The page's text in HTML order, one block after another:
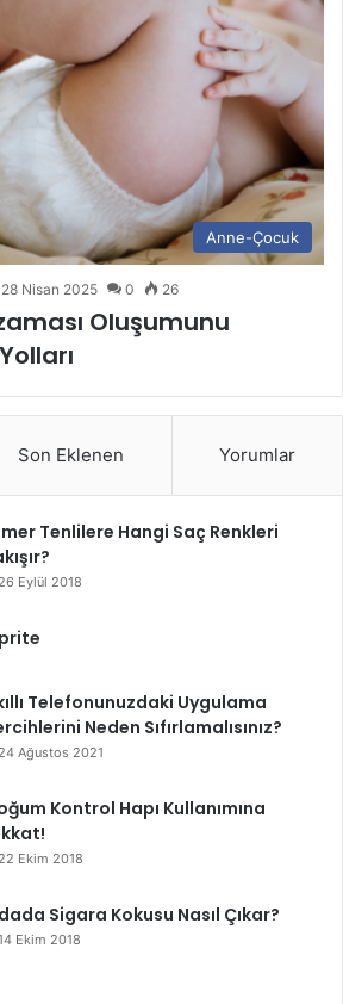
Anne-Çocuk
28 Nisan 2025 0 26
Oluşumunu
Son Eklenen Yorumlar
Tenlilere Hangi Saç Renkleri
26 Eylül 2018
Telefonunuzdaki Uygulama
Neden Sıfırlamalısınız?
24 Ağustos 2021
Kontrol Hapı Kullanımına
22 Ekim 2018
Sigara Kokusu Nasıl Çıkar?
Ekim 2018